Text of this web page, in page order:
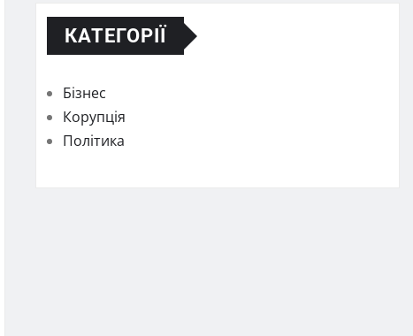
КАТЕГОРІЇ
Бізнес
Корупція
Політика